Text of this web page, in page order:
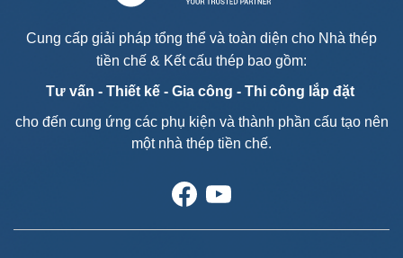
Khai xuân 2025 - Bức phá thành công
cùng GB STEEL
Trần cùng GB STEEL với vai trò Tổng thầu
Thi Công
Cung cấp giải pháp tổng thể và toàn diện cho Nhà thép
tiền chế & Kết cấu thép bao gồm:
Tư vấn - Thiết kế - Gia công - Thi công lắp đặt
cho đến cung ứng các phụ kiện và thành phần cấu tạo nên
một nhà thép tiền chế.